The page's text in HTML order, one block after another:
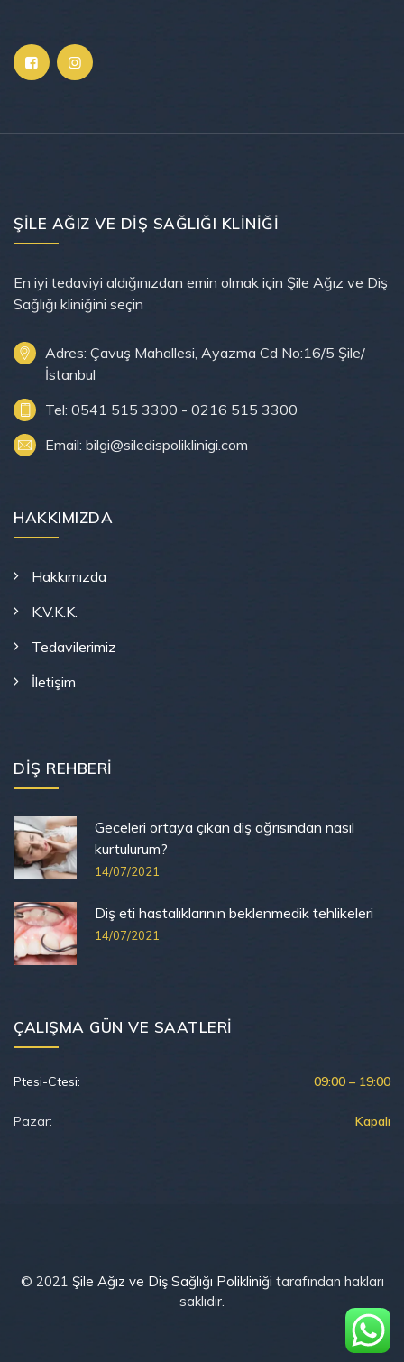
ŞILE AĞIZ VE DIŞ SAĞLIĞI KLINIĞI
En iyi tedaviyi aldığınızdan emin olmak için Şile Ağız ve Diş
Sağlığı kliniğini seçin
Adres: Çavuş Mahallesi, Ayazma Cd No:16/5 Şile/
İstanbul
Tel: 0541 515 3300 - 0216 515 3300
Email: bilgi@siledispoliklinigi.com
HAKKIMIZDA
Hakkımızda
K.V.K.K.
Tedavilerimiz
İletişim
DIŞ REHBERI
Geceleri ortaya çıkan diş ağrısından nasıl
kurtulurum?
14/07/2021
Diş eti hastalıklarının beklenmedik tehlikeleri
14/07/2021
ÇALIŞMA GÜN VE SAATLERI
Ptesi-Ctesi: 09:00 – 19:00
Pazar: Kapalı
© 2021 Şile Ağız ve Diş Sağlığı Polikliniği tarafından hakları
saklıdır.